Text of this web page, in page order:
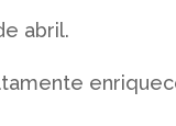
abril.